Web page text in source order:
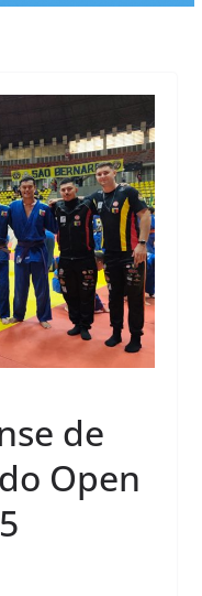
de
Open